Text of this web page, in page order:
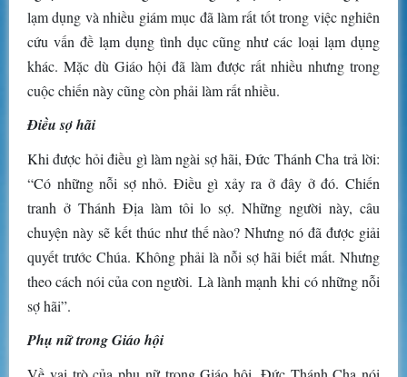
lạm dụng và nhiều giám mục đã làm rất tốt trong việc nghiên
cứu vấn đề lạm dụng tình dục cũng như các loại lạm dụng
khác. Mặc dù Giáo hội đã làm được rất nhiều nhưng trong
cuộc chiến này cũng còn phải làm rất nhiều.
Điều sợ hãi
Khi được hỏi điều gì làm ngài sợ hãi, Đức Thánh Cha trả lời:
“Có những nỗi sợ nhỏ. Điều gì xảy ra ở đây ở đó. Chiến
tranh ở Thánh Địa làm tôi lo sợ. Những người này, câu
chuyện này sẽ kết thúc như thế nào? Nhưng nó đã được giải
quyết trước Chúa. Không phải là nỗi sợ hãi biết mất. Nhưng
theo cách nói của con người. Là lành mạnh khi có những nỗi
sợ hãi”.
Phụ nữ trong Giáo hội